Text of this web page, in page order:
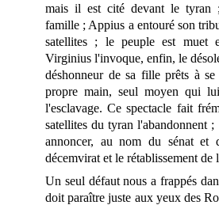
mais il est cité devant le tyran
famille ; Appius a entouré son
satellites ; le peuple est muet
Virginius l'invoque, enfin, le
déshonneur de sa fille prêts à
propre main, seul moyen qui
l'esclavage. Ce spectacle fait
satellites du tyran l'abandonnent
annoncer, au nom du sénat et
décemvirat et le rétablissement de
Un seul défaut nous a frappés
doit paraître juste aux yeux des